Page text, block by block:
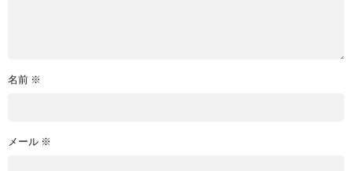
名前 ※
メール ※